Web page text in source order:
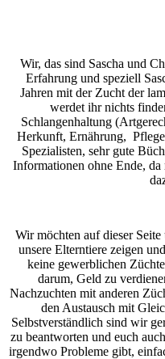
Wir, das sind Sascha und
Erfahrung und speziell
Jahren mit der Zucht der
werdet ihr nichts
Schlangenhaltung
Herkunft, Ernährung,
Spezialisten, sehr gute
Informationen ohne Ende,
Wir möchten auf dieser
unsere Elterntiere zeigen
keine gewerblichen
darum, Geld zu
Nachzuchten mit anderen
den Austausch mit
Selbstverständlich sind wir
zu beantworten und euch
irgendwo Probleme gibt,